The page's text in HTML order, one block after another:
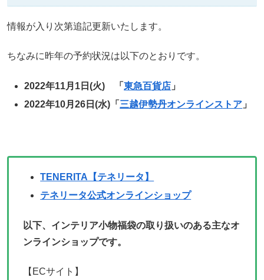
情報が入り次第追記更新いたします。
ちなみに昨年の予約状況は以下のとおりです。
2022年11月1日(火) 「東急百貨店 」
2022年10月26日(水)「 三越伊勢丹オンラインストア 」
TENERITA【テネリータ】
テネリータ公式オンラインショップ
以下、インテリア小物福袋の取り扱いのある主なオ
ンラインショップです。
【ECサイト】